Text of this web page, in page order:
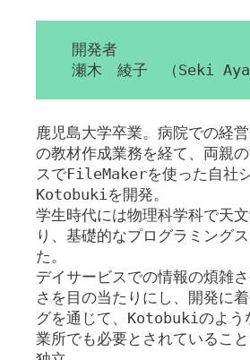
開発者
瀬木 綾子 （Seki
鹿児島大学卒業。病院での経
の教材作成業務を経て、両親
スでFileMakerを使った自社
Kotobukiを開発。
学生時代には物理科学科で天
り、基礎的なプログラミング
た。
デイサービスでの情報の煩雑
さを目の当たりにし、開発に
グを通じて、Kotobukiのよう
業所でも必要とされているこ